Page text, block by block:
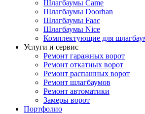
Шлагбаумы Came
Шлагбаумы Doorhan
Шлагбаумы Faac
Шлагбаумы Nice
Комплектующие для
Услуги и сервис
Ремонт гаражных ворот
Ремонт откатных ворот
Ремонт распашных ворот
Ремонт шлагбаумов
Ремонт автоматики
Замеры ворот
Портфолио